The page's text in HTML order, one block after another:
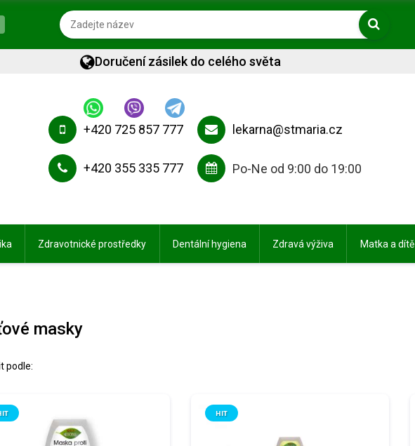
Doručení zásilek do celého světa
+420 725 857 777
+420 355 335 777
lekarna@stmaria.cz
Po-Ne od 9:00 do 19:00
Zdravotnické prostředky Dentální hygiena Zdravá výživa Matka a dítě
masky
podle:
HIT